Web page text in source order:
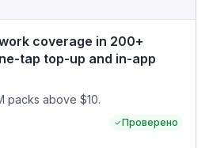
coverage in 200+
tap top-up and in-app
packs above $10.
Проверено